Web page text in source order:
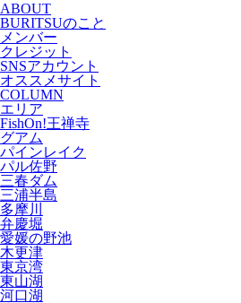
ABOUT
BURITSUのこと
メンバー
クレジット
SNSアカウント
オススメサイト
COLUMN
エリア
FishOn!王禅寺
グアム
パインレイク
パル佐野
三春ダム
三浦半島
多摩川
弁慶堀
愛媛の野池
木更津
東京湾
東山湖
河口湖